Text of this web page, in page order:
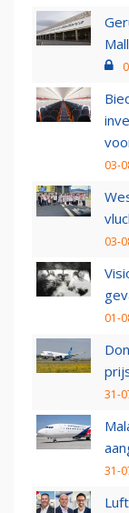
03-
03-
01-
31-
31-